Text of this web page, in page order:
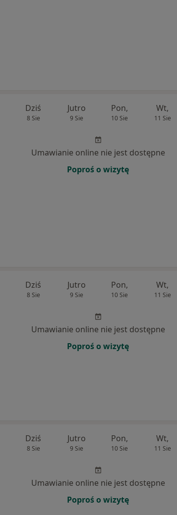
Dziś
8 Sie
Jutro
9 Sie
Pon,
10 Sie
Wt,
11 Sie
Umawianie online nie jest dostępne
Poproś o wizytę
Dziś
8 Sie
Jutro
9 Sie
Pon,
10 Sie
Wt,
11 Sie
Umawianie online nie jest dostępne
Poproś o wizytę
Dziś
8 Sie
Jutro
9 Sie
Pon,
10 Sie
Wt,
11 Sie
Umawianie online nie jest dostępne
Poproś o wizytę